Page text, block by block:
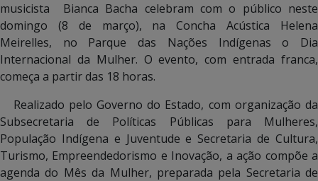
musicista Bianca Bacha celebram com o público neste
domingo (8 de março), na Concha Acústica Helena
Meirelles, no Parque das Nações Indígenas o Dia
Internacional da Mulher. O evento, com entrada franca,
começa a partir das 18 horas.
Realizado pelo Governo do Estado, com organização da
Subsecretaria de Políticas Públicas para Mulheres,
População Indígena e Juventude e Secretaria de Cultura,
Turismo, Empreendedorismo e Inovação, a ação compõe a
agenda do Mês da Mulher, preparada pela Secretaria de